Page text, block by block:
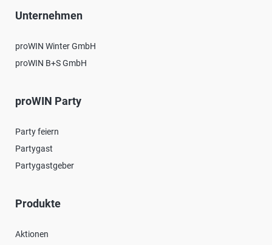
Unternehmen
proWIN Winter GmbH
proWIN B+S GmbH
proWIN Party
Party feiern
Partygast
Partygastgeber
Produkte
Aktionen